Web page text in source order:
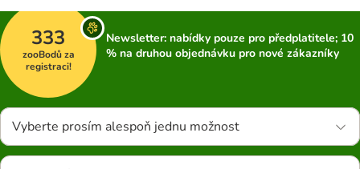
333
zooBodů za
registraci!
Newsletter: nabídky pouze pro předplatitele; 10
% na druhou objednávku pro nové zákazníky
Vyberte prosím alespoň jednu možnost